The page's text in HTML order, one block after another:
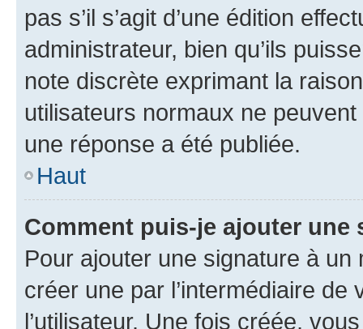
pas s’il s’agit d’une édition
administrateur, bien qu’ils
note discrète exprimant la
utilisateurs normaux ne
une réponse a été publiée.
Haut
Comment puis-je ajouter une
Pour ajouter une signature à un
créer une par l’intermédiaire
l’utilisateur. Une fois créée,